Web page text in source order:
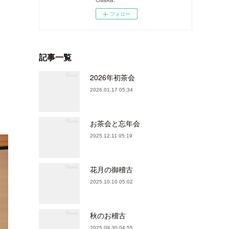
フォロー
記事一覧
2026年初茶会
2026.01.17 05:34
お茶会と忘年会
2025.12.11 05:19
花月の御稽古
2025.10.10 05:02
秋のお稽古
2025.09.30 04:55